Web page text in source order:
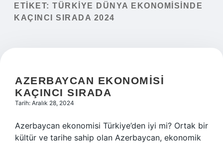
Yasal Uyarı
ETIKET: TÜRKIYE DÜNYA EKONOMISINDE
KAÇINCI SIRADA 2024
AZERBAYCAN EKONOMISI
KAÇINCI SIRADA
Tarih: Aralık 28, 2024
Azerbaycan ekonomisi Türkiye’den iyi mi? Ortak bir
kültür ve tarihe sahip olan Azerbaycan, ekonomik